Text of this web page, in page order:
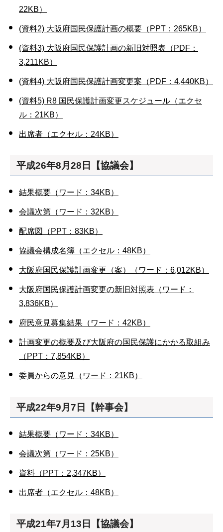
22KB）
(資料2) 大阪府国民保護計画の概要（PPT：265KB）
(資料3) 大阪府国民保護計画の新旧対照表（PDF：
3,211KB）
(資料4) 大阪府国民保護計画変更案（PDF：4,440KB）
(資料5) R8 国民保護計画変更スケジュール（エクセ
ル：21KB）
出席者（エクセル：24KB）
平成26年8月28日【協議会】
結果概要（ワード：34KB）
会議次第（ワード：32KB）
配席図（PPT：83KB）
協議会構成名簿（エクセル：48KB）
大阪府国民保護計画変更（案）（ワード：6,012KB）
大阪府国民保護計画変更の新旧対照表（ワード：
3,836KB）
府民意見募集結果（ワード：42KB）
計画変更の概要及び大阪府の国民保護にかかる取組み
（PPT：7,854KB）
委員からの意見（ワード：21KB）
平成22年9月7日【幹事会】
結果概要（ワード：34KB）
会議次第（ワード：25KB）
資料（PPT：2,347KB）
出席者（エクセル：48KB）
平成21年7月13日【協議会】